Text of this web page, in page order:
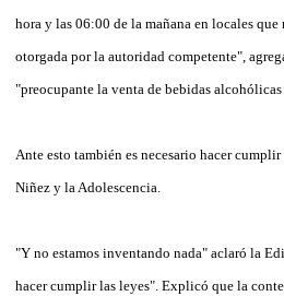
hora y las 06:00 de la mañana en locales
otorgada por la autoridad competente",
"preocupante la venta de bebidas alcohólicas
Ante esto también es necesario hacer
Niñez y la Adolescencia.
"Y no estamos inventando nada" aclaró la
hacer cumplir las leyes". Explicó que la